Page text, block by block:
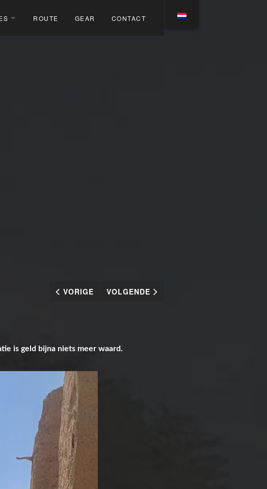
ROUTE GEAR CONTACT
VORIGE VOLGENDE
is geld bijna niets meer waard.